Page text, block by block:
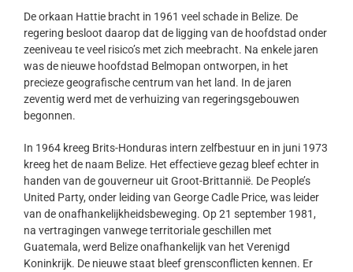
De orkaan Hattie bracht in 1961 veel schade in Belize. De
regering besloot daarop dat de ligging van de hoofdstad onder
zeeniveau te veel risico’s met zich meebracht. Na enkele jaren
was de nieuwe hoofdstad Belmopan ontworpen, in het
precieze geografische centrum van het land. In de jaren
zeventig werd met de verhuizing van regeringsgebouwen
begonnen.
In 1964 kreeg Brits-Honduras intern zelfbestuur en in juni 1973
kreeg het de naam Belize. Het effectieve gezag bleef echter in
handen van de gouverneur uit Groot-Brittannië. De People’s
United Party, onder leiding van George Cadle Price, was leider
van de onafhankelijkheidsbeweging. Op 21 september 1981,
na vertragingen vanwege territoriale geschillen met
Guatemala, werd Belize onafhankelijk van het Verenigd
Koninkrijk. De nieuwe staat bleef grensconflicten kennen. Er